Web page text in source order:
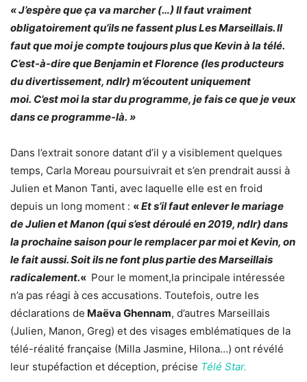
« J’espère que ça va marcher (…) Il faut vraiment
obligatoirement qu’ils ne fassent plus Les Marseillais. Il
faut que moi je compte toujours plus que Kevin à la télé.
C’est-à-dire que Benjamin et Florence (les producteurs
du divertissement, ndlr) m’écoutent uniquement
moi. C’est moi la star du programme, je fais ce que je veux
dans ce programme-là. »
Dans l’extrait sonore datant d’il y a visiblement quelques
temps, Carla Moreau poursuivrait et s’en prendrait aussi à
Julien et Manon Tanti, avec laquelle elle est en froid
depuis un long moment : «Et s’il faut enlever le mariage
de Julien et Manon (qui s’est déroulé en 2019, ndlr) dans
la prochaine saisonpour le remplacer par moi et Kevin, on
le fait aussi. Soit ils ne font plus partie des Marseillais
radicalement.« Pour le moment,la principale intéressée
n’a pas réagi à ces accusations. Toutefois, outre les
déclarations de Maëva Ghennam, d’autres Marseillais
(Julien, Manon, Greg) et des visages emblématiques de la
télé-réalité française (Milla Jasmine, Hilona…) ont révélé
leur stupéfaction et déception, précise Télé Star.